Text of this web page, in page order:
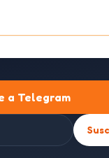
a Telegram